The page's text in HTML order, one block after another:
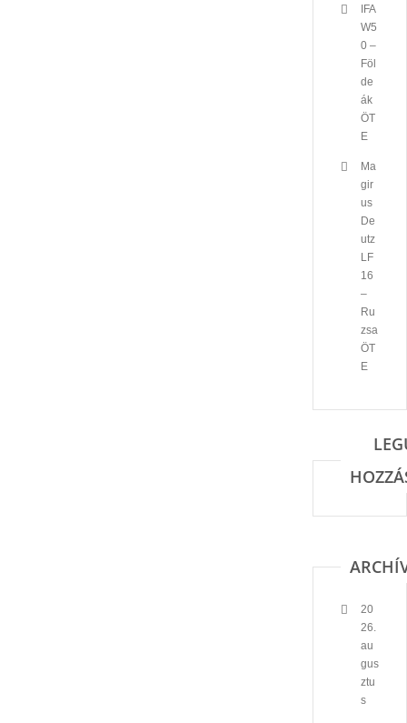
IFA
W5
0 –
Föl
de
ák
ÖT
E
Ma
gir
us
De
utz
LF
16
–
Ru
zsa
ÖT
E
20
26.
au
gus
ztu
s